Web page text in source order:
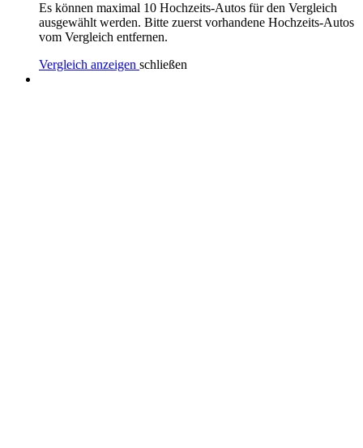
Es können maximal 10 Hochzeits-Autos für den Vergleich
ausgewählt werden. Bitte zuerst vorhandene Hochzeits-Autos
vom Vergleich entfernen.
Vergleich anzeigen schließen